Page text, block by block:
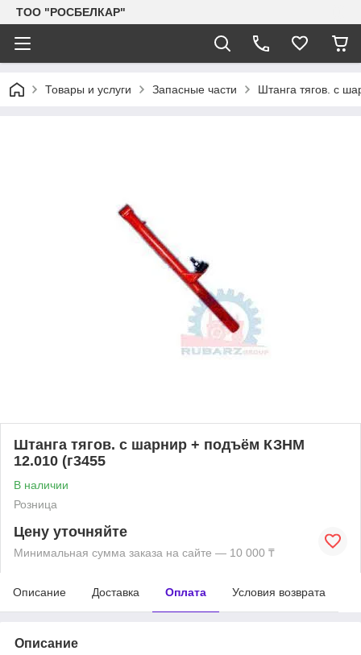
TOO "РОСБЕЛКАР"
Товары и услуги Запасные части Штанга тягов. с
Штанга тягов. с шарнир + подъём КЗНМ
12.010 (г3455
В наличии
Розница
Цену уточняйте
Минимальная сумма заказа на сайте — 10 000 ₸
Описание Доставка Оплата Условия возврата
Описание